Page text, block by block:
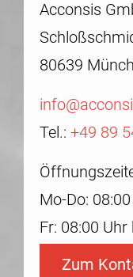
Acconsis
80639
Tel.: +49 89
Mo-Do:
Fr: 08:00
Zum